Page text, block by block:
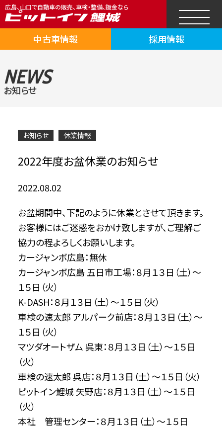
広島、山口で自動車の販売、車検・整備、鈑金なら
中古車情報 採用情報
NEWS
お知らせ
お知らせ 休業情報
2022年度お盆休業のお知らせ
2022.08.02
お盆期間中、下記のように休業とさせて頂きます。
お客様にはご迷惑をおかけ致しますが、ご理解ご
協力の程よろしくお願いします。
カージャンボ広島：無休
カージャンボ広島 五日市工場：８月１３日（土）～
１５日（火）
K-DASH：８月１３日（土）～１５日（火）
車検の速太郎 アルパーク前店：８月１３日（土）～
１５日（火）
マツダオートザム 呉東：８月１３日（土）～１５日
（火）
車検の速太郎 呉店：８月１３日（土）～１５日（火）
ピットイン鯉城 矢野店：８月１３日（土）～１５日
（火）
本社 管理センター：８月１３日（土）～１５日